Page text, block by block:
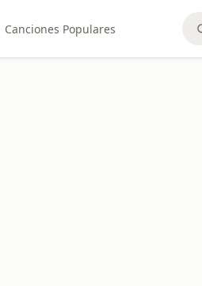
Canciones Populares